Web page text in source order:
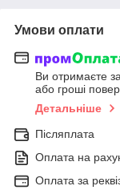
Умови оплати
Ви отримаєте
або гроші
Детальніше
Післяплата
Оплата на
Оплата за